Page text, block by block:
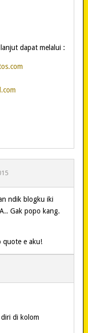
dapat melalui :
ndik blogku iki
Gak popo kang.
quote e aku!
di kolom